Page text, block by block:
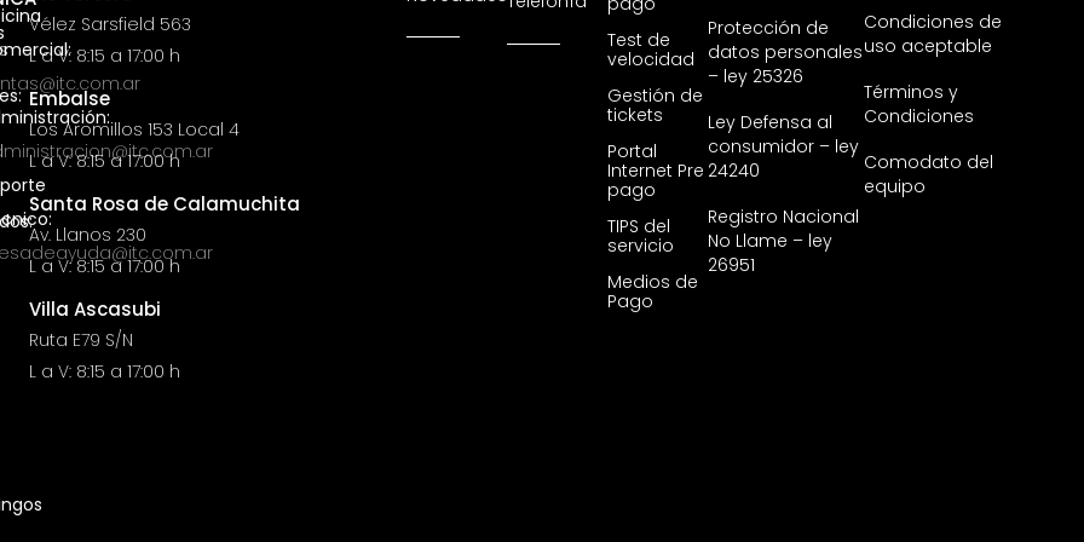
Vélez Sarsfield 563
L a V: 8:15 a 17:00 h
Embalse
Los Aromillos 153 Local 4
L a V: 8:15 a 17:00 h
Santa Rosa de Calamuchita
Av. Llanos 230
L a V: 8:15 a 17:00 h
Villa Ascasubi
Ruta E79 S/N
L a V: 8:15 a 17:00 h
Test de
velocidad
Gestión de
tickets
Portal
Internet Pre
pago
TIPS del
servicio
Medios de
Pago
Protección de
datos personales
– ley 25326
Ley Defensa al
consumidor – ley
24240
Registro Nacional
No Llame – ley
26951
Condiciones de
uso aceptable
Términos y
Condiciones
Comodato del
equipo